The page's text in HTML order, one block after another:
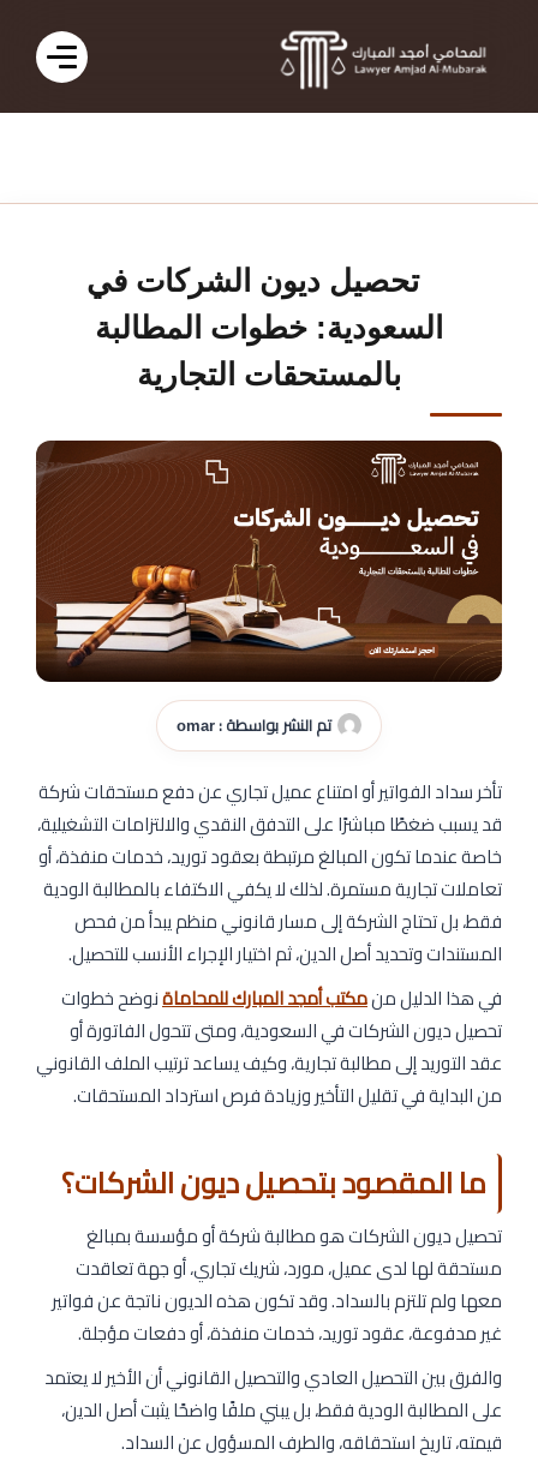
تحصيل ديون الشركات في
السعودية: خطوات المطالبة
بالمستحقات التجارية
تم النشر بواسطة : omar
تأخر سداد الفواتير أو امتناع عميل تجاري عن دفع مستحقات شركة
قد يسبب ضغطًا مباشرًا على التدفق النقدي والالتزامات التشغيلية،
خاصة عندما تكون المبالغ مرتبطة بعقود توريد، خدمات منفذة، أو
تعاملات تجارية مستمرة. لذلك لا يكفي الاكتفاء بالمطالبة الودية
فقط، بل تحتاج الشركة إلى مسار قانوني منظم يبدأ من فحص
المستندات وتحديد أصل الدين، ثم اختيار الإجراء الأنسب للتحصيل.
في هذا الدليل منمكتب أمجد المبارك للمحاماةنوضح خطوات
تحصيل ديون الشركات في السعودية، ومتى تتحول الفاتورة أو
عقد التوريد إلى مطالبة تجارية، وكيف يساعد ترتيب الملف القانوني
من البداية في تقليل التأخير وزيادة فرص استرداد المستحقات.
ما المقصود بتحصيل ديون الشركات؟
تحصيل ديون الشركات هو مطالبة شركة أو مؤسسة بمبالغ
مستحقة لها لدى عميل، مورد، شريك تجاري، أو جهة تعاقدت
معها ولم تلتزم بالسداد. وقد تكون هذه الديون ناتجة عن فواتير
غير مدفوعة، عقود توريد، خدمات منفذة، أو دفعات مؤجلة.
والفرق بين التحصيل العادي والتحصيل القانوني أن الأخير لا يعتمد
على المطالبة الودية فقط، بل يبني ملفًا واضحًا يثبت أصل الدين،
قيمته، تاريخ استحقاقه، والطرف المسؤول عن السداد.